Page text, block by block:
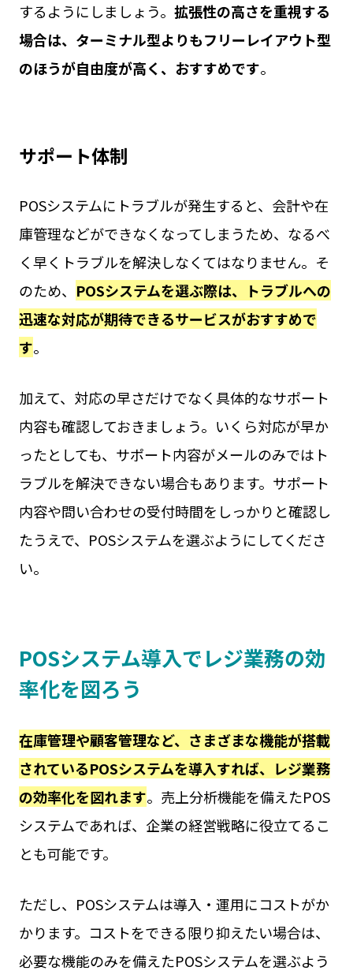
するようにしましょう。 拡張性の高さを重視する
場合は、ターミナル型よりもフリーレイアウト型
のほうが自由度が高く、おすすめです。
サポート体制
POSシステムにトラブルが発生すると、会計や在
庫管理などができなくなってしまうため、なるべ
く早くトラブルを解決しなくてはなりません。そ
のため、 POSシステムを選ぶ際は、トラブルへの
迅速な対応が期待できるサービスがおすすめで
す。
加えて、対応の早さだけでなく具体的なサポート
内容も確認しておきましょう。いくら対応が早か
ったとしても、サポート内容がメールのみではト
ラブルを解決できない場合もあります。サポート
内容や問い合わせの受付時間をしっかりと確認し
たうえで、POSシステムを選ぶようにしてくださ
い。
POSシステム導入でレジ業務の効
率化を図ろう
在庫管理や顧客管理など、さまざまな機能が搭載
されているPOSシステムを導入すれば、レジ業務
の効率化を図れます。売上分析機能を備えたPOS
システムであれば、企業の経営戦略に役立てるこ
とも可能です。
ただし、POSシステムは導入・運用にコストがか
かります。コストをできる限り抑えたい場合は、
必要な機能のみを備えたPOSシステムを選ぶよう